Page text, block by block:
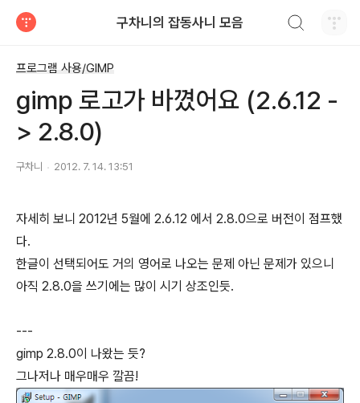
구차니의 잡동사니 모음
프로그램 사용/GIMP
gimp 로고가 바꼈어요 (2.6.12 -
> 2.8.0)
구차니 2012. 7. 14. 13:51
자세히 보니 2012년 5월에 2.6.12 에서 2.8.0으로 버전이 점프했
다.
한글이 선택되어도 거의 영어로 나오는 문제 아닌 문제가 있으니
아직 2.8.0을 쓰기에는 많이 시기 상조인듯.
---
gimp 2.8.0이 나왔는 듯?
그나저나 매우매우 깔끔!